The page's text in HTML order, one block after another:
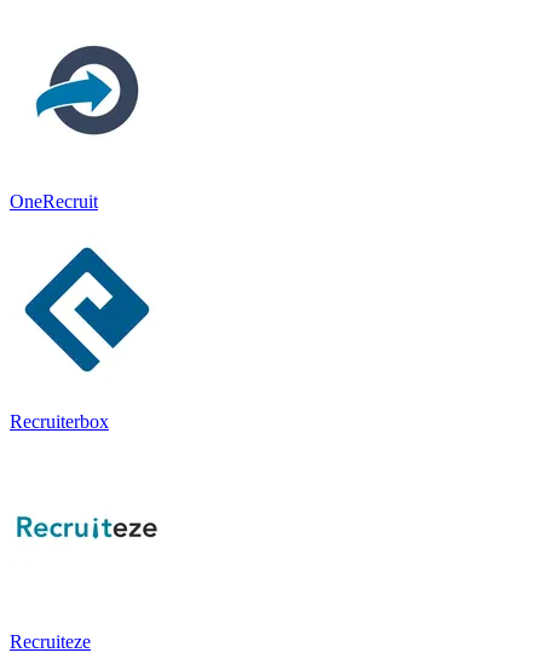
OneRecruit
Recruiterbox
Recruiteze